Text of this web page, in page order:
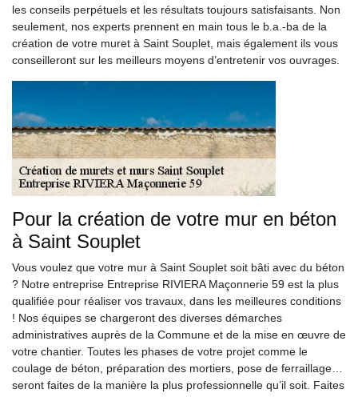
les conseils perpétuels et les résultats toujours satisfaisants. Non
seulement, nos experts prennent en main tous le b.a.-ba de la
création de votre muret à Saint Souplet, mais également ils vous
conseilleront sur les meilleurs moyens d’entretenir vos ouvrages.
Pour la création de votre mur en béton
à Saint Souplet
Vous voulez que votre mur à Saint Souplet soit bâti avec du béton
? Notre entreprise Entreprise RIVIERA Maçonnerie 59 est la plus
qualifiée pour réaliser vos travaux, dans les meilleures conditions
! Nos équipes se chargeront des diverses démarches
administratives auprès de la Commune et de la mise en œuvre de
votre chantier. Toutes les phases de votre projet comme le
coulage de béton, préparation des mortiers, pose de ferraillage…
seront faites de la manière la plus professionnelle qu’il soit. Faites